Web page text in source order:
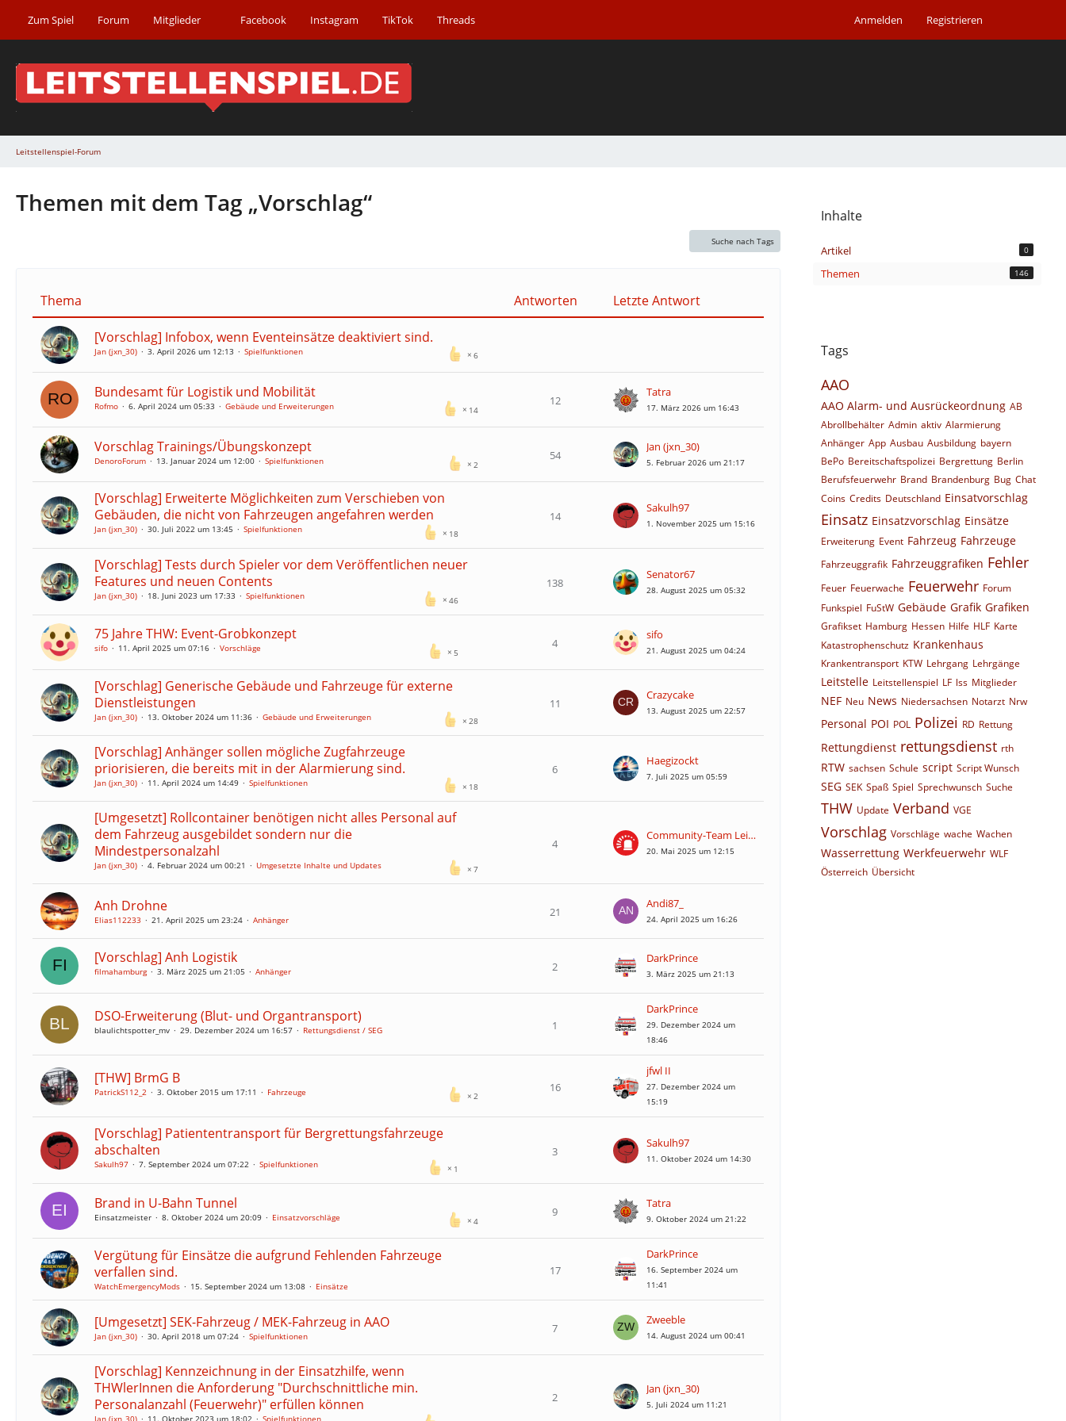
Zum Spiel Forum Mitglieder Facebook Instagram TikTok Threads Anmelden Registrieren
Leitstellenspiel-Forum
Themen mit dem Tag „Vorschlag“
Suche nach Tags
Thema Antworten Letzte Antwort
[Vorschlag] Infobox, wenn Eventeinsätze deaktiviert sind.
6
Jan (jxn_30) 3. April 2026 um 12:13 Spielfunktionen
Bundesamt für Logistik und Mobilität
14
Rofmo 6. April 2024 um 05:33 Gebäude und Erweiterungen 12
Tatra
17. März 2026 um 16:43
Vorschlag Trainings/Übungskonzept
2
DenoroForum 13. Januar 2024 um 12:00 Spielfunktionen 54
Jan (jxn_30)
5. Februar 2026 um 21:17
[Vorschlag] Erweiterte Möglichkeiten zum Verschieben von
Gebäuden, die nicht von Fahrzeugen angefahren werden​
18
Jan (jxn_30) 30. Juli 2022 um 13:45 Spielfunktionen
14
Sakulh97
1. November 2025 um 15:16
[Vorschlag] Tests durch Spieler vor dem Veröffentlichen neuer
Features und neuen Contents
46
Jan (jxn_30) 18. Juni 2023 um 17:33 Spielfunktionen
138
Senator67
28. August 2025 um 05:32
75 Jahre THW: Event-Grobkonzept
5
sifo 11. April 2025 um 07:16 Vorschläge 4
sifo
21. August 2025 um 04:24
[Vorschlag] Generische Gebäude und Fahrzeuge für externe
Dienstleistungen
28
Jan (jxn_30) 13. Oktober 2024 um 11:36 Gebäude und Erweiterungen
11
Crazycake
13. August 2025 um 22:57
[Vorschlag] Anhänger sollen mögliche Zugfahrzeuge
priorisieren, die bereits mit in der Alarmierung sind.
18
Jan (jxn_30) 11. April 2024 um 14:49 Spielfunktionen
6
Haegizockt
7. Juli 2025 um 05:59
[Umgesetzt] Rollcontainer benötigen nicht alles Personal auf
dem Fahrzeug ausgebildet sondern nur die
Mindestpersonalzahl
7
Jan (jxn_30) 4. Februar 2024 um 00:21 Umgesetzte Inhalte und Updates
4
Community-Team Leitstellenspiel
20. Mai 2025 um 12:15
Anh Drohne
Elias112233 21. April 2025 um 23:24 Anhänger
21
Andi87_
24. April 2025 um 16:26
[Vorschlag] Anh Logistik
filmahamburg 3. März 2025 um 21:05 Anhänger 2
DarkPrince
3. März 2025 um 21:13
DSO-Erweiterung (Blut- und Organtransport)
blaulichtspotter_mv 29. Dezember 2024 um 16:57 Rettungsdienst / SEG 1
DarkPrince
29. Dezember 2024 um
18:46
[THW] BrmG B
2
PatrickS112_2 3. Oktober 2015 um 17:11 Fahrzeuge 16
jfwl II
27. Dezember 2024 um
15:19
[Vorschlag] Patiententransport für Bergrettungsfahrzeuge
abschalten
1
Sakulh97 7. September 2024 um 07:22 Spielfunktionen
3
Sakulh97
11. Oktober 2024 um 14:30
Brand in U-Bahn Tunnel
4
Einsatzmeister 8. Oktober 2024 um 20:09 Einsatzvorschläge 9
Tatra
9. Oktober 2024 um 21:22
Vergütung für Einsätze die aufgrund Fehlenden Fahrzeuge
verfallen sind.
WatchEmergencyMods 15. September 2024 um 13:08 Einsätze
17
DarkPrince
16. September 2024 um
11:41
[Umgesetzt] SEK-Fahrzeug / MEK-Fahrzeug in AAO
Jan (jxn_30) 30. April 2018 um 07:24 Spielfunktionen
7
Zweeble
14. August 2024 um 00:41
[Vorschlag] Kennzeichnung in der Einsatzhilfe, wenn
THWlerInnen die Anforderung "Durchschnittliche min.
Personalanzahl (Feuerwehr)" erfüllen können
Jan (jxn_30) 11. Oktober 2023 um 18:02 Spielfunktionen
2
Jan (jxn_30)
5. Juli 2024 um 11:21
Inhalte
Artikel 0
Themen 146
Tags
AAO
AAO Alarm- und Ausrückeordnung AB
Abrollbehälter Admin aktiv Alarmierung
Anhänger App Ausbau Ausbildung bayern
BePo Bereitschaftspolizei Bergrettung Berlin
Berufsfeuerwehr Brand Brandenburg Bug Chat
Coins Credits Deutschland Einsatvorschlag
Einsatz Einsatzvorschlag Einsätze
Erweiterung Event Fahrzeug Fahrzeuge
Fahrzeuggrafik Fahrzeuggrafiken Fehler
Feuer Feuerwache Feuerwehr Forum
Funkspiel FuStW Gebäude Grafik Grafiken
Grafikset Hamburg Hessen Hilfe HLF Karte
Katastrophenschutz Krankenhaus
Krankentransport KTW Lehrgang Lehrgänge
Leitstelle Leitstellenspiel LF lss Mitglieder
NEF Neu News Niedersachsen Notarzt Nrw
Personal POI POL Polizei RD Rettung
Rettungdienst rettungsdienst rth
RTW sachsen Schule script Script Wunsch
SEG SEK Spaß Spiel Sprechwunsch Suche
THW Update Verband VGE
Vorschlag Vorschläge wache Wachen
Wasserrettung Werkfeuerwehr WLF
Österreich Übersicht